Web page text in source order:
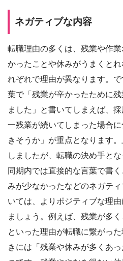
ネガティブな内容
転職理由の多くは、残業や作
かったことや休みがうまくと
れぞれで理由が異なります。
葉で「残業が辛かったために
ました」と書いてしまえば、
一残業が続いてしまった場合
きそうか」が重点となります
しましたが、転職の決め手と
同期内では直接的な言葉で書
みが少なかったなどのネガテ
いては、よりポジティブな理
ましょう。例えば、残業が多
といった理由が転職に繋がっ
きには「残業や休みが多くあ